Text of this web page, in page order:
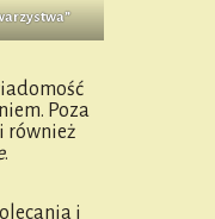
Poza
również
.
i